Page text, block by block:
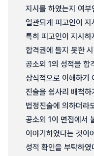
지시를 하였는지 여
일관되게 피고인이
특히 피고인이 지시하
합격권에 들지 못한
공소외 1의 성적을 합
상식적으로 이해하기
진술을 쉽사리 배척
법정진술에 의하더라
공소외 1이 면접에서
이야기하였다는 것이
성적 확인을 부탁하